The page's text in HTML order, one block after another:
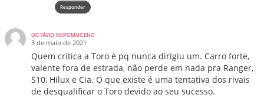
Responder
OCTÁVIO NEPOMUCENO
3 de maio de 2021
Quem critica a Toro é pq nunca dirigiu um. Carro forte,
valente fora de estrada, não perde em nada pra Ranger,
S10, Hilux e Cia. O que existe é uma tentativa dos rivais
de desqualificar o Toro devido ao seu sucesso.